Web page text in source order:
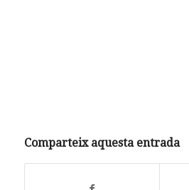
Comparteix aquesta entrada